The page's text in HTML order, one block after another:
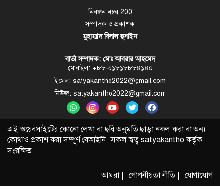
নিবন্ধন নম্বর 200
সম্পাদক ও প্রকাশক
মুহাম্মাদ বিলাল হুসাইন
বার্তা সম্পাদক: মোঃ আবরার আহমেদ
মোবাইল: +৮৮-০১৮১৮৮৮৪১৪০
ইমেল: satyakantho2022@gmail.com
নিউজ: satyakantho2022@gmail.com
এই ওয়েবসাইটের কোনো লেখা বা ছবি অনুমতি ছাড়া নকল করা বা অন্য
কোথাও প্রকাশ করা সম্পূর্ণ বেআইনি। সকল স্বত্ব satyakantho কর্তৃক
সংরক্ষিত
আমরা | গোপনীয়তা নীতি | যোগাযোগ